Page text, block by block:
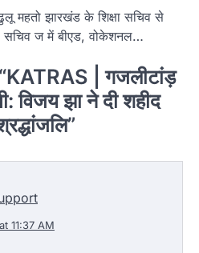
महतो झारखंड के शिक्षा सचिव से
सचिव ज में बीएड, वोकेशनल…
KATRAS | गजलीटांड़
विजय झा ने दी शहीद
”
11:37 AM